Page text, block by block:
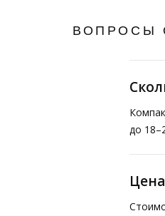
ВОПРОСЫ
до